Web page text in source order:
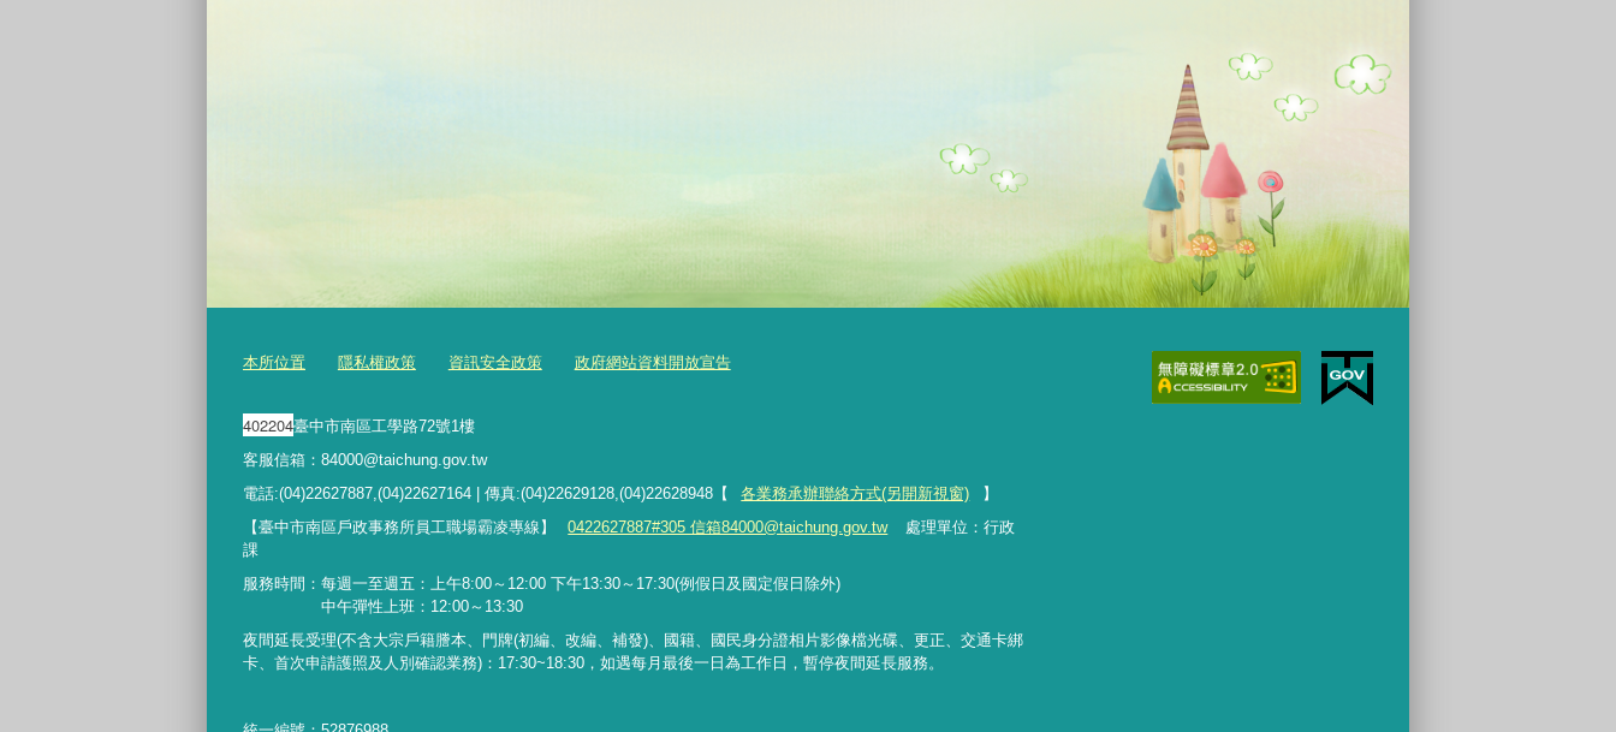
本所位置 隱私權政策 資訊安全政策 政府網站資料開放宣告
402204臺中市南區工學路72號1樓
客服信箱：84000@taichung.gov.tw
電話:(04)22627887,(04)22627164 | 傳真:(04)22629128,(04)22628948【
各業務承辦聯絡方式(另開新視窗)
】
【臺中市南區戶政事務所員工職場霸凌專線】
0422627887#305 信箱84000@taichung.gov.tw
處理單位：行政
課
服務時間：每週一至週五：上午8:00～12:00 下午13:30～17:30(例假日及國定假日除外)
中午彈性上班：12:00～13:30
夜間延長受理(不含大宗戶籍謄本、門牌(初編、改編、補發) 、國籍、國民身分證相片影像檔光碟、更正、交通卡綁
卡、首次申請護照及人別確認業務) ： 17:30~18:30 ，如遇每月最後一日為工作日，暫停夜間延長服務。